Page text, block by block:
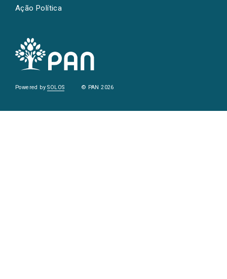
Ação Política
Powered bySOLOS © PAN 2026